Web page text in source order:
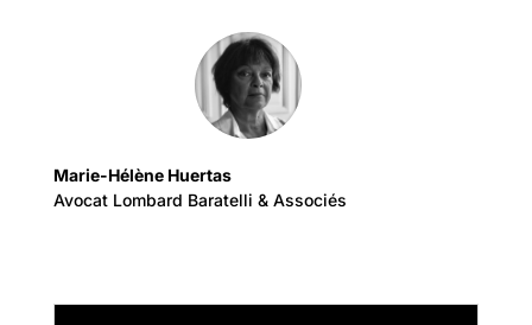
Marie-Hélène Huertas
Avocat Lombard Baratelli & Associés